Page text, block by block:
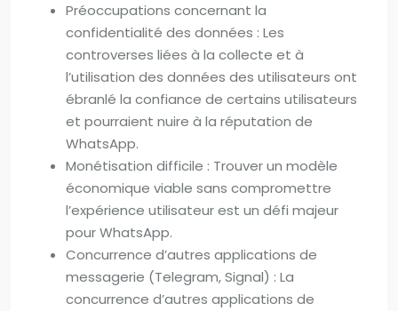
Préoccupations concernant la
confidentialité des données : Les
controverses liées à la collecte et à
l’utilisation des données des utilisateurs ont
ébranlé la confiance de certains utilisateurs
et pourraient nuire à la réputation de
WhatsApp.
Monétisation difficile : Trouver un modèle
économique viable sans compromettre
l’expérience utilisateur est un défi majeur
pour WhatsApp.
Concurrence d’autres applications de
messagerie (Telegram, Signal) : La
concurrence d’autres applications de